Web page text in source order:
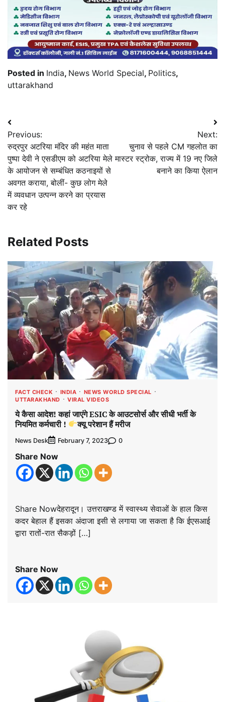
Posted in India, News World Special, Politics,
uttarakhand
Post
navigation
Previous:
रुद्रपुर अटरिया मंदिर की महंत माता
पुष्पा देवी ने एसडीएम को अटरिया मेले
के आयोजन से सम्बंधित कठनाइयों से
अवगत कराया, बोलीं- कुछ लोग मेले
में व्यवधान उत्पन्न करने का प्रयास
कर रहे
Next:
चुनाव से पहले CM गहलोत का
मास्टर स्ट्रोक, राज्य में 19 नए जिले
बनाने का किया ऐलान
Related Posts
FACT CHECK INDIA
NEWS WORLD SPECIAL
UTTARAKHAND
VIRAL VIDEOS
ये कैसा आदेश! कहां जाएंगे ESIC के आउटसोर्स और सीधी भर्ती के
नियमित कर्मचारी !
क्यू परेशान हैं मरीज
News Desk February 7, 2023 0
Share Now
Share Nowदेहरादून। उत्तराखण्ड में स्वास्थ्य सेवाओं के हाल किस
कदर बेहाल हैं इसका अंदाजा इसी से लगाया जा सकता है कि ईएसआई
द्वारा रातों-रात सैकड़ों […]
Share Now